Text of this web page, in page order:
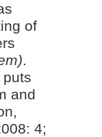
of
.
and
4;